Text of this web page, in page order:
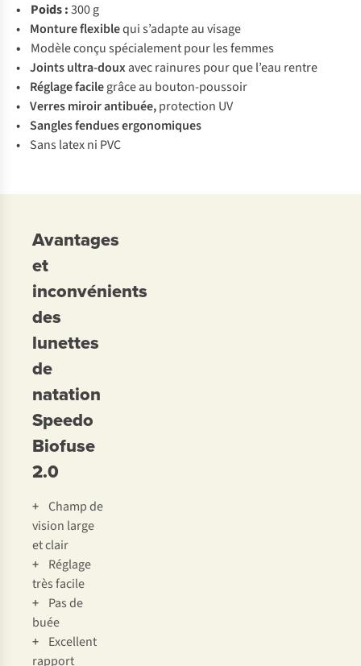
• Poids :300 g
• Monture flexiblequi s’adapte au visage
• Modèle conçu spécialement pour les femmes
• Joints ultra-douxavec rainures pour que l’eau rentre
• Réglage facilegrâce au bouton-poussoir
• Verres miroir antibuée,protection UV
• Sangles fendues ergonomiques
• Sans latex ni PVC
Avantages
et
inconvénients
des
lunettes
de
natation
Speedo
Biofuse
2.0
+ Champ de
vision large
et clair
+ Réglage
très facile
+ Pas de
buée
+ Excellent
rapport